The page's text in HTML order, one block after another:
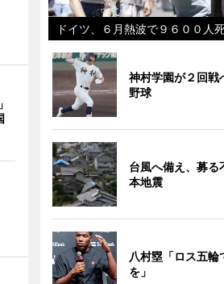
ドイツ、６月熱波で９６００人
神村学園が２回
野球
台風へ備え、募
本地震
八村塁「ロス五輪
を」